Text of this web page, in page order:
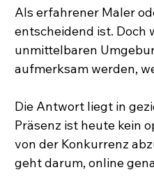
Als erfahrener Maler
entscheidend ist. Doch
unmittelbaren
aufmerksam werden,
Die Antwort liegt in
Präsenz ist heute kein
von der Konkurrenz
geht darum, online